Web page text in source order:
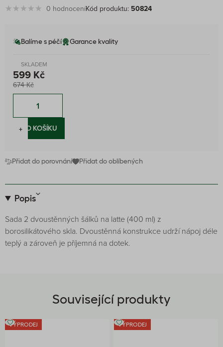
0 hodnoceníKód produktu: 50824
Balíme s péčí Garance kvality
SKLADEM
599 Kč
674 Kč
−
+DO KOŠÍKU
Přidat do porovnání Přidat do oblíbených
Popis
Sada 2 dvoustěnných šálků na latte (400 ml) z
borosilikátového skla. Dvoustěnná konstrukce udrží nápoj déle
teplý a zároveň je příjemná na dotek.
Související produkty
VÝPRODEJ VÝPRODEJ